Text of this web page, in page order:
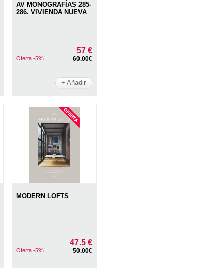
AV MONOGRAFÍAS 285-
286. VIVIENDA NUEVA
57 €
Oferta -5% 60.00€
+ Añadir
MODERN LOFTS
47.5 €
Oferta -5% 50.00€